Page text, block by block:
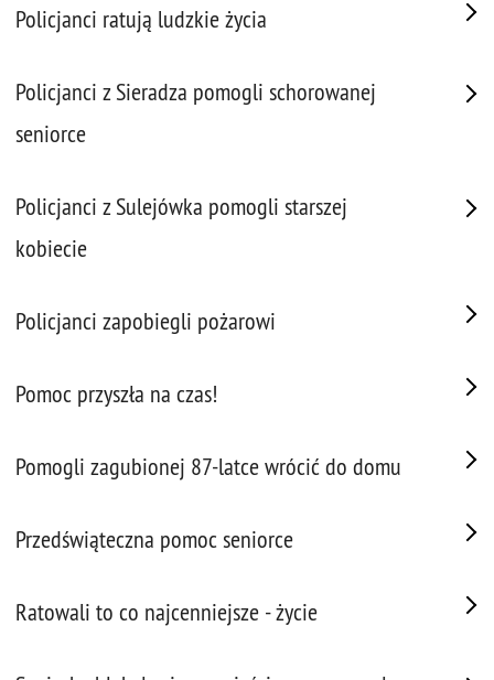
Policjanci ratują ludzkie życia
Policjanci z Sieradza pomogli schorowanej
seniorce
Policjanci z Sulejówka pomogli starszej
kobiecie
Policjanci zapobiegli pożarowi
Pomoc przyszła na czas!
Pomogli zagubionej 87-latce wrócić do domu
Przedświąteczna pomoc seniorce
Ratowali to co najcenniejsze - życie